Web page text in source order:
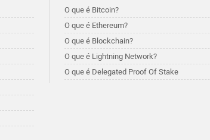
O que é Bitcoin?
O que é Ethereum?
O que é Blockchain?
O que é Lightning Network?
O que é Delegated Proof Of Stake